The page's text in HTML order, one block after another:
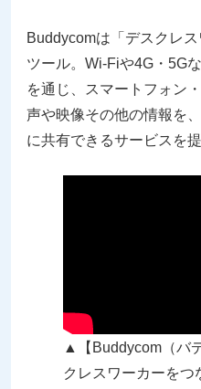
Buddycomは「デスクレ
ツール。Wi-Fiや4G・5G
を通じ、スマートフォン
声や映像その他の情報を
に共有できるサービスを
▲【Buddycom（バ
クレスワーカーをつ